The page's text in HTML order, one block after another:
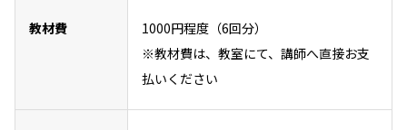
教材費
1000円程度（6回分）
※教材費は、教室にて、講師へ直接お支
払いください